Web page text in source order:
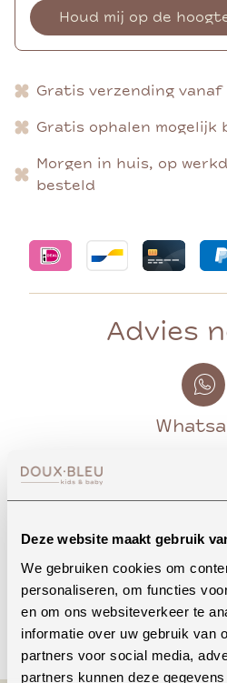
Deze website maakt gebruik
We gebruiken cookies om
personaliseren, om functies
en om ons websiteverkeer te
informatie over uw gebruik van
partners voor social media,
partners kunnen deze
Houd mij op de
Gratis verzending vanaf
Gratis ophalen mogelijk
Morgen in huis, op
besteld
Advies
Bekijk